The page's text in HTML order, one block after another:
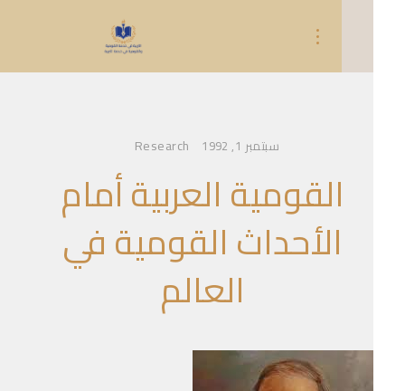
سبتمبر 1, 1992 Research
القومية العربية أمام
الأحداث القومية في
العالم